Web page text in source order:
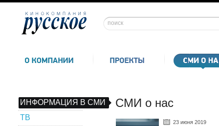
ИНФОРМАЦИЯ В СМИ
ТВ
СМИ о нас
23 июня 2019